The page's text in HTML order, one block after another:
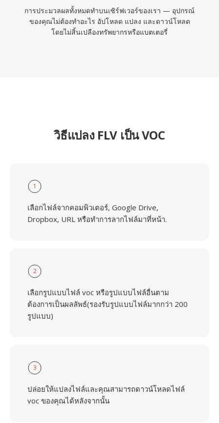
การประมวลผลทั้งหมดทำบนเซิร์ฟเวอร์ของเรา — อุปกรณ์
ของคุณไม่ต้องทำอะไร อัปโหลด แปลง และดาวน์โหลด
โดยไม่สิ้นเปลืองทรัพยากรหรือแบตเตอรี่
วิธีแปลง FLV เป็น VOC
1
เลือกไฟล์จากคอมพิวเตอร์, Google Drive,
Dropbox, URL หรือทำการลากไฟล์มาที่หน้า.
2
เลือกรูปแบบไฟล์ voc หรือรูปแบบไฟล์อื่นตาม
ต้องการเป็นผลลัพธ์(รองรับรูปแบบไฟล์มากกว่า 200
รูปแบบ)
3
ปล่อยให้แปลงไฟล์และคุณสามารถดาวน์โหลดไฟล์
voc ของคุณได้หลังจากนั้น